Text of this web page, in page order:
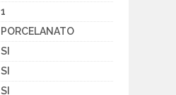
1
PORCELANATO
SI
SI
SI